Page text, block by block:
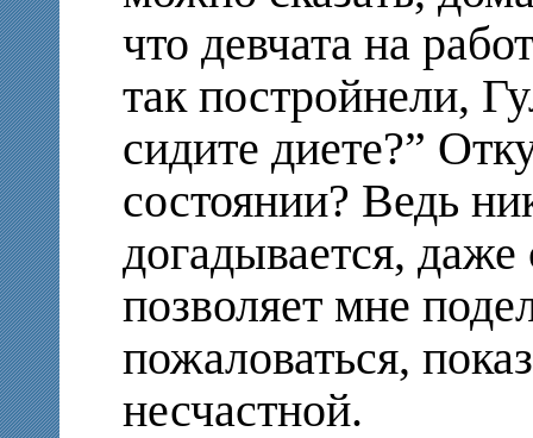
что девчата на
так постройнели,
сидите диете?”
состоянии? Ведь
догадывается,
позволяет мне
пожаловаться,
несчастной.